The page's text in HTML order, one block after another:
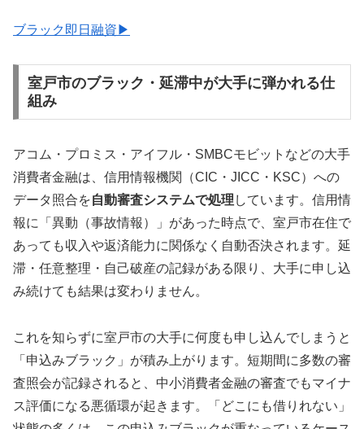
ブラック即日融資▶
室戸市のブラック・延滞中が大手に弾かれる仕
組み
アコム・プロミス・アイフル・SMBCモビットなどの大手
消費者金融は、信用情報機関（CIC・JICC・KSC）への
データ照合を自動審査システムで処理 しています。信用情
報に「異動（事故情報）」があった時点で、室戸市在住で
あっても収入や返済能力に関係なく自動否決されます。延
滞・任意整理・自己破産の記録がある限り、大手に申し込
み続けても結果は変わりません。
これを知らずに室戸市の大手に何度も申し込んでしまうと
「申込みブラック」が積み上がります。短期間に多数の審
査照会が記録されると、中小消費者金融の審査でもマイナ
ス評価になる悪循環が起きます。「どこにも借りれない」